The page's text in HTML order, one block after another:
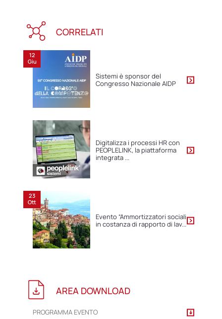
CORRELATI
12
Giu
Sistemi è sponsor del
Congresso Nazionale AIDP
Digitalizza i processi HR con
PEOPLELINK, la piattaforma
integrata ...
23
Ott
Evento “Ammortizzatori sociali
in costanza di rapporto di lav...
AREA DOWNLOAD
PROGRAMMA EVENTO